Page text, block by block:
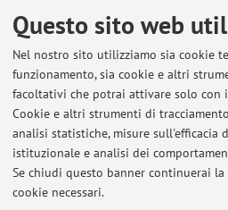
Questo sito web
Nel nostro sito utilizziamo sia cookie
funzionamento, sia cookie e altri
facoltativi che potrai attivare solo con
Cookie e altri strumenti di
analisi statistiche, misure sull'efficacia
istituzionale e analisi dei
Se chiudi questo banner continuerai
cookie necessari.
Avvisi
Al momento non sono presenti
Area riservata
Accedi tramiteloginper gestire tutti i